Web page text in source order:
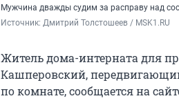
Мужчина дважды судим за расправу над
Источник: Дмитрий Толстошеев / MSK1.RU
Житель дома-интерната для
Кашперовский,
по комнате, сообщается на